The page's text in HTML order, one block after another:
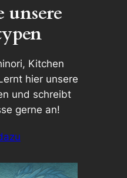
unsere
Kitchen
hier unsere
und schreibt
gerne an!